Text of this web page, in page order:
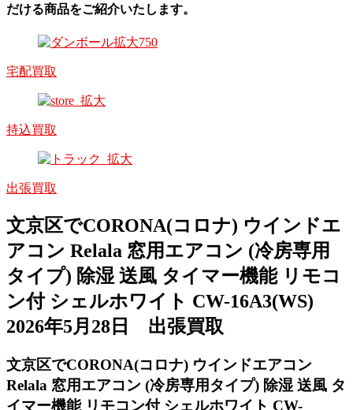
だける商品をご紹介いたします。
宅配買取
持込買取
出張買取
文京区でCORONA(コロナ) ウインドエ
アコン Relala 窓用エアコン (冷房専用
タイプ) 除湿 送風 タイマー機能 リモコ
ン付 シェルホワイト CW-16A3(WS)
2026年5月28日 出張買取
文京区でCORONA(コロナ) ウインドエアコン
Relala 窓用エアコン (冷房専用タイプ) 除湿 送風 タ
イマー機能 リモコン付 シェルホワイト CW-